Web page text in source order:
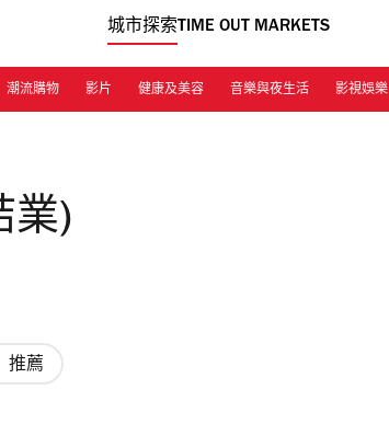
城市探索TIME OUT MARKETS
潮流購物 影片 健康及美容 音樂與夜生活 影視娛樂
業)
推薦